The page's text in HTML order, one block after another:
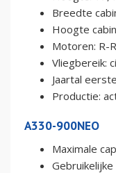
Breedte
Hoogte
Motoren: R-
Vliegbereik:
Jaartal
Productie:
A330-900NEO
Maximale